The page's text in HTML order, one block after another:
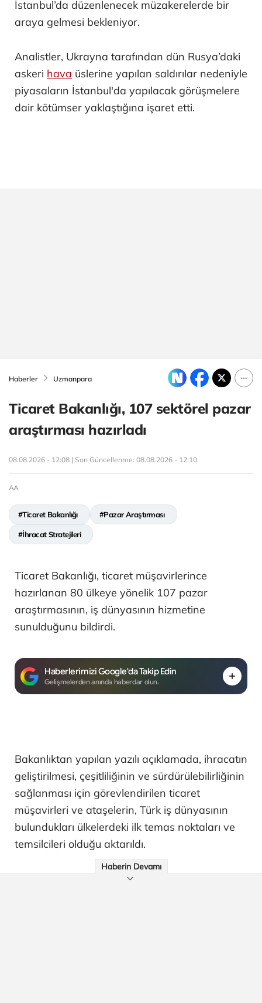
İstanbul’da düzenlenecek müzakerelerde bir
araya gelmesi bekleniyor.
Analistler, Ukrayna tarafından dün Rusya’daki
askeri hava üslerine yapılan saldırılar nedeniyle
piyasaların İstanbul'da yapılacak görüşmelere
dair kötümser yaklaştığına işaret etti.
Haberler Uzmanpara
Ticaret Bakanlığı, 107 sektörel pazar
araştırması hazırladı
08.08.2026 - 12:08 | Son Güncellenme: 08.08.2026 - 12:10
AA
#Ticaret Bakanlığı #Pazar Araştırması
#İhracat Stratejileri
Ticaret Bakanlığı, ticaret müşavirlerince
hazırlanan 80 ülkeye yönelik 107 pazar
araştırmasının, iş dünyasının hizmetine
sunulduğunu bildirdi.
Haberlerimizi Google'da Takip Edin
Gelişmelerden anında haberdar olun.
Bakanlıktan yapılan yazılı açıklamada, ihracatın
geliştirilmesi, çeşitliliğinin ve sürdürülebilirliğinin
sağlanması için görevlendirilen ticaret
müşavirleri ve ataşelerin, Türk iş dünyasının
bulundukları ülkelerdeki ilk temas noktaları ve
temsilcileri olduğu aktarıldı.
Haberin Devamı